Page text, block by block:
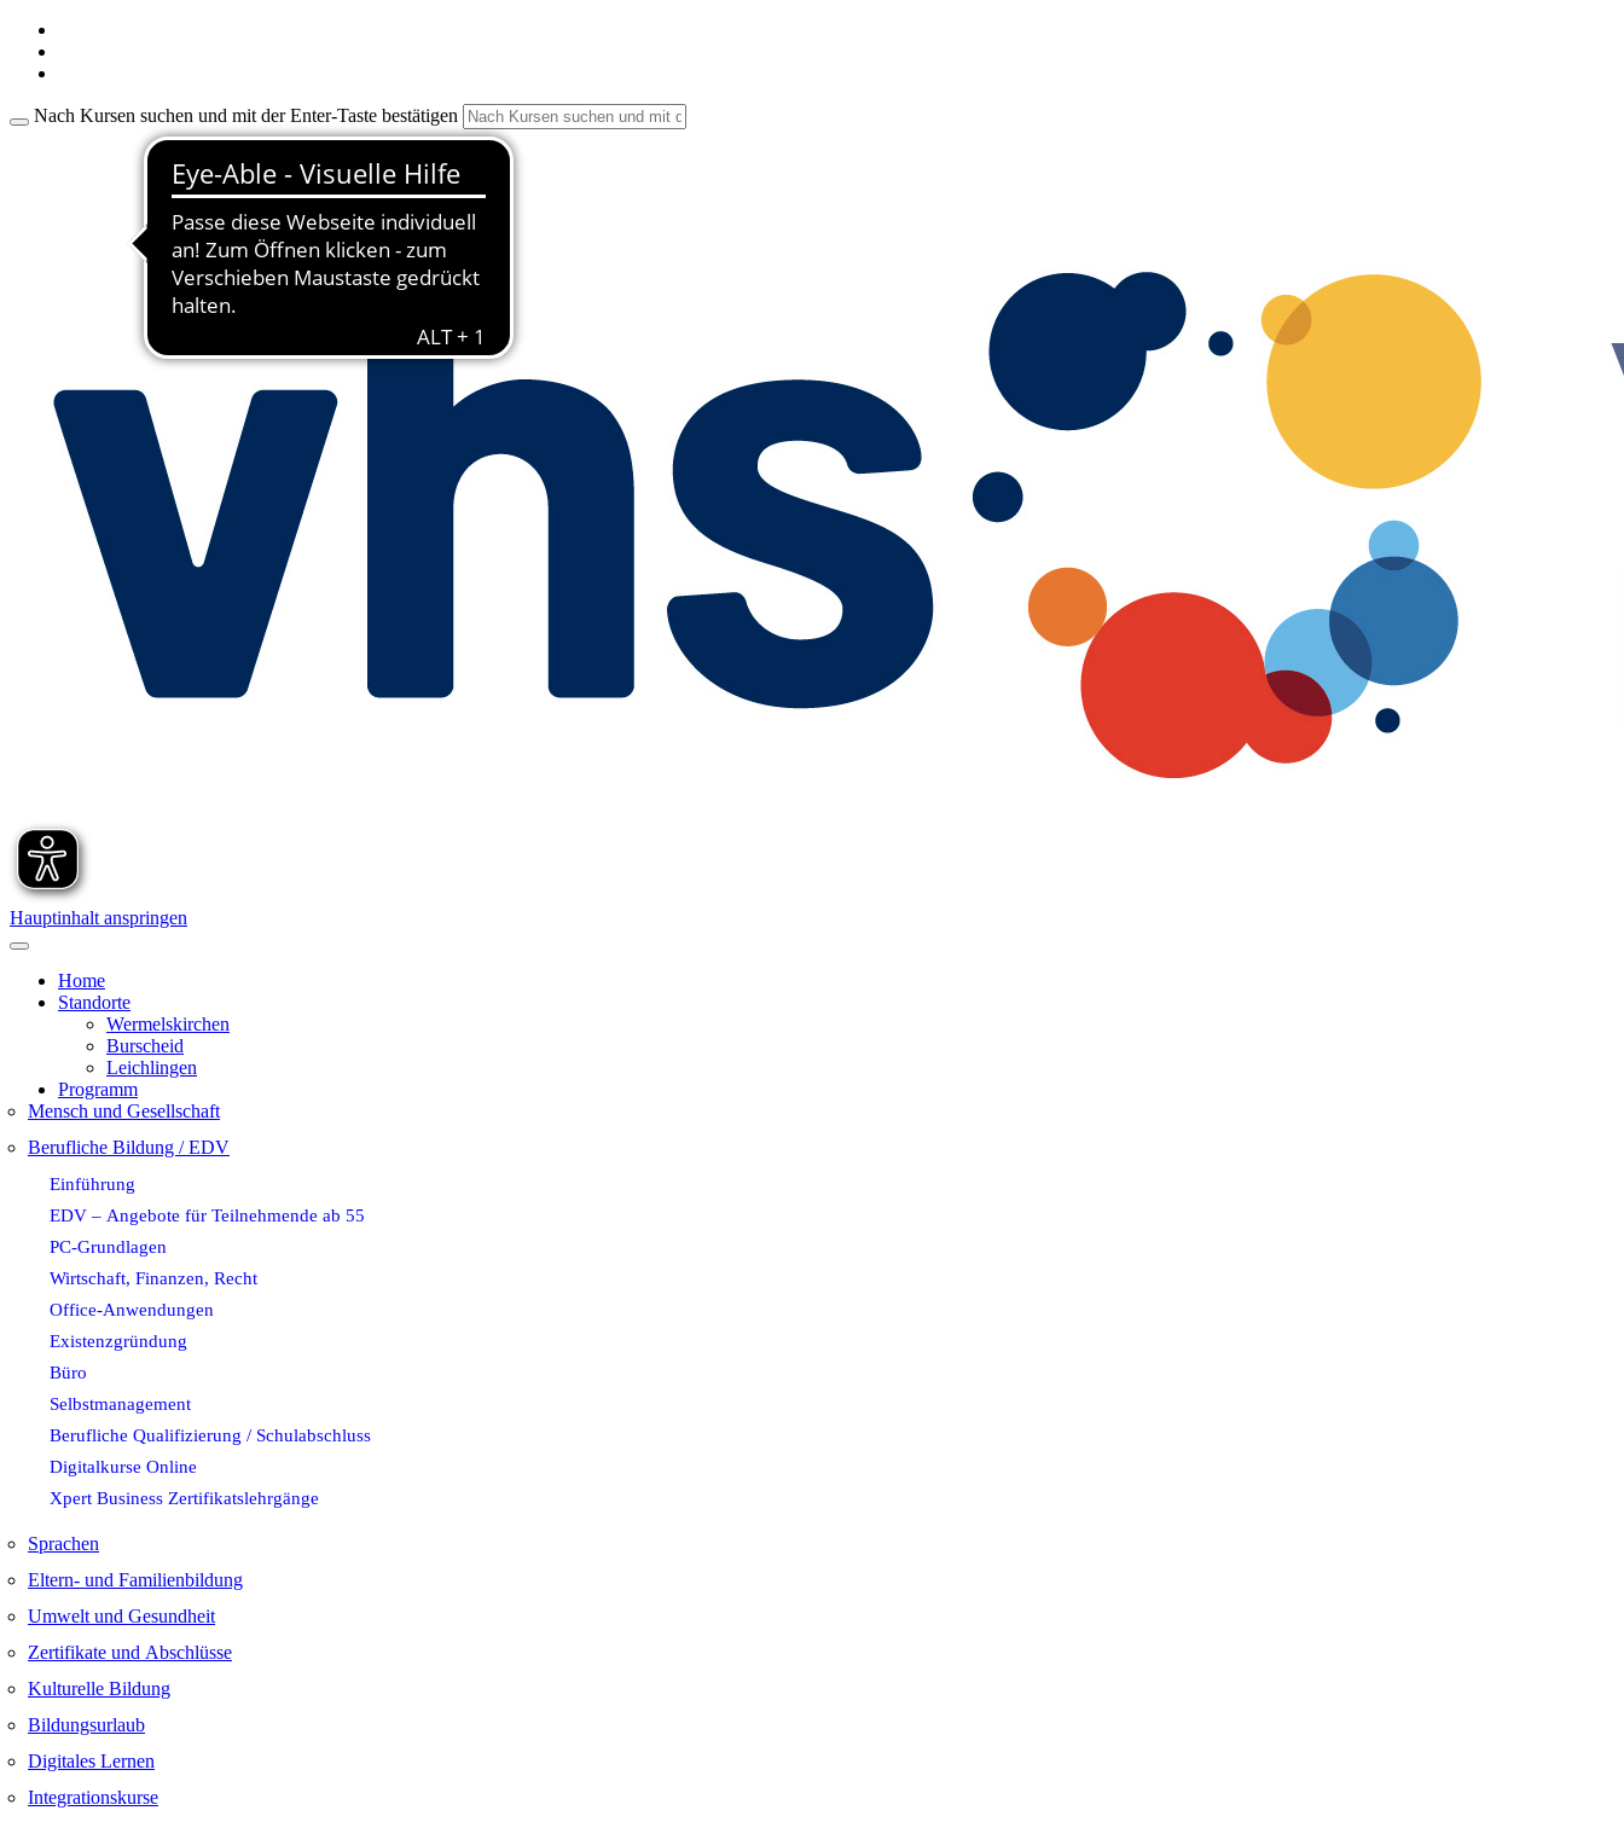
Nach Kursen suchen und mit der Enter-Taste bestätigen
Hauptinhalt anspringen
Home
Standorte
Wermelskirchen
Burscheid
Leichlingen
Programm
Mensch und Gesellschaft
Berufliche Bildung / EDV
Einführung
EDV – Angebote für Teilnehmende ab 55
PC-Grundlagen
Wirtschaft, Finanzen, Recht
Office-Anwendungen
Existenzgründung
Büro
Selbstmanagement
Berufliche Qualifizierung / Schulabschluss
Digitalkurse Online
Xpert Business Zertifikatslehrgänge
Sprachen
Eltern- und Familienbildung
Umwelt und Gesundheit
Zertifikate und Abschlüsse
Kulturelle Bildung
Bildungsurlaub
Digitales Lernen
Integrationskurse